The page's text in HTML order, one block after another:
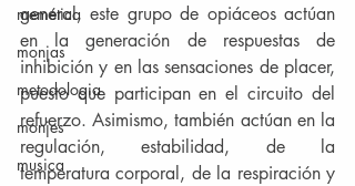
memética
monjas
metodologia
monjes
musica
general, este grupo de opiáceos actúan
en la generación de respuestas de
inhibición y en las sensaciones de placer,
puesto que participan en el circuito del
refuerzo. Asimismo, también actúan en la
regulación, estabilidad, de la
temperatura corporal, de la respiración y